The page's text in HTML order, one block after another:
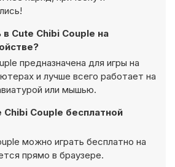
Cute Chibi Couple на
предназначена для игры на
и лучше всего работает на
или мышью.
Chibi Couple бесплатной
можно играть бесплатно на
прямо в браузере.